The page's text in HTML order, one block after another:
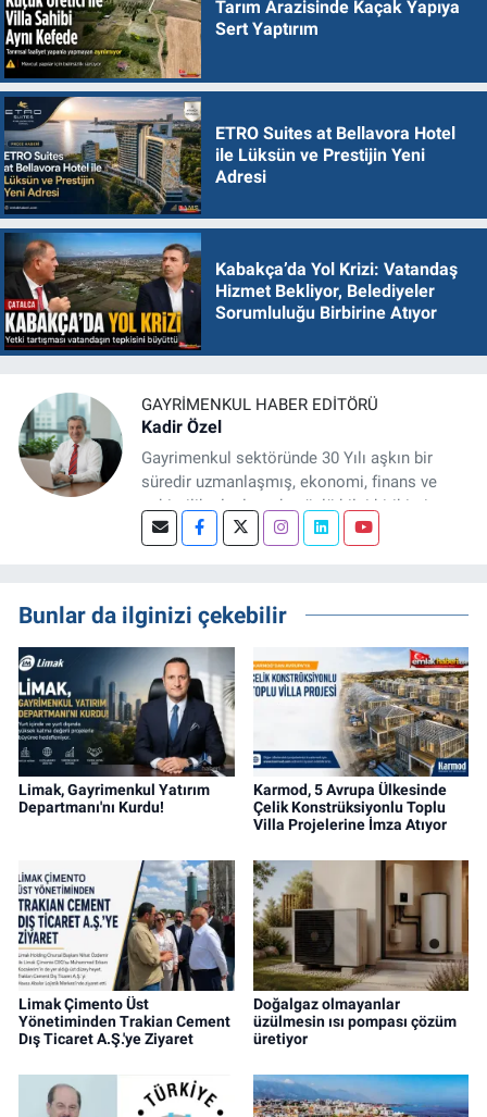
Tarım Arazisinde Kaçak Yapıya
Sert Yaptırım
ETRO Suites at Bellavora Hotel
ile Lüksün ve Prestijin Yeni
Adresi
Kabakça’da Yol Krizi: Vatandaş
Hizmet Bekliyor, Belediyeler
Sorumluluğu Birbirine Atıyor
GAYRIMENKUL HABER EDITÖRÜ
Kadir Özel
Gayrimenkul sektöründe 30 Yılı aşkın bir
süredir uzmanlaşmış, ekonomi, finans ve
şehircilik alanlarında güçlü bilgi birikimine
sahip, dijital medya odaklı deneyimli bir
projeleri üzerine haber, analiz ve özel
dosyalar hazırlama konusunda yetkinim.
Bunlar da ilginizi çekebilir
Limak, Gayrimenkul Yatırım
Departmanı'nı Kurdu!
Karmod, 5 Avrupa Ülkesinde
Çelik Konstrüksiyonlu Toplu
Villa Projelerine İmza Atıyor
Limak Çimento Üst
Yönetiminden Trakian Cement
Dış Ticaret A.Ş.'ye Ziyaret
Doğalgaz olmayanlar
üzülmesin ısı pompası çözüm
üretiyor